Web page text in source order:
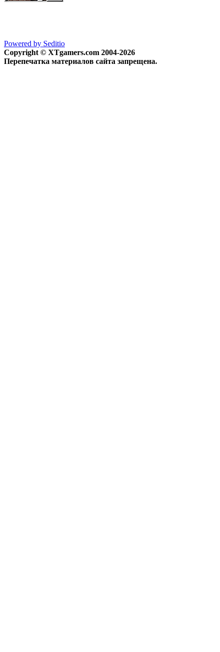
Powered by Seditio
Copyright © XTgamers.com 2004-2026
Перепечатка материалов сайта запрещена.